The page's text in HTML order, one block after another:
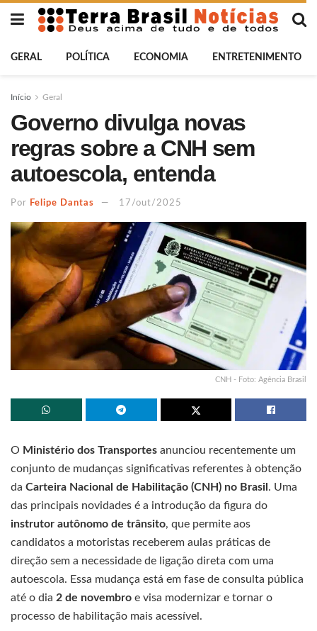
GERAL POLÍTICA ECONOMIA ENTRETENIMENTO
Início Geral
Governo divulga novas
regras sobre a CNH sem
autoescola, entenda
Por Felipe Dantas 17/out/2025
CNH - Foto: Agência Brasil
O Ministério dos Transportes anunciou recentemente um
conjunto de mudanças significativas referentes à obtenção
da Carteira Nacional de Habilitação (CNH) no Brasil . Uma
das principais novidades é a introdução da figura do
instrutor autônomo de trânsito, que permite aos
candidatos a motoristas receberem aulas práticas de
direção sem a necessidade de ligação direta com uma
autoescola. Essa mudança está em fase de consulta pública
até o dia 2 de novembro e visa modernizar e tornar o
processo de habilitação mais acessível.